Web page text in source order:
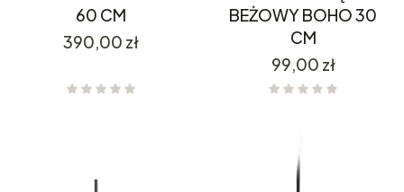
60 CM
Cena
390,00 zł
BEŻOWY BOHO 30
CM
Cena
99,00 zł